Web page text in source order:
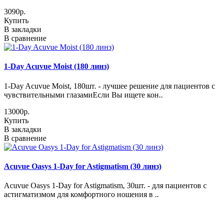
3090р.
Купить
В закладки
В сравнение
1-Day Acuvue Moist (180 линз)
1-Day Acuvue Moist, 180шт. - лучшее решение для пациентов с
чувствительными глазамиЕсли Вы ищете кон..
13000р.
Купить
В закладки
В сравнение
Acuvue Oasys 1-Day for Astigmatism (30 линз)
Acuvue Oasys 1-Day for Astigmatism, 30шт. - для пациентов с
астигматизмом для комфортного ношения в ..